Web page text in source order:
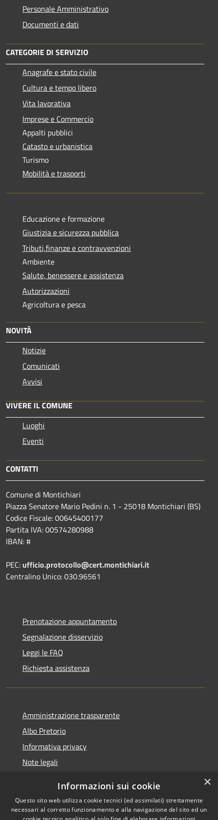
Personale Amministrativo
Documenti e dati
CATEGORIE DI SERVIZIO
Anagrafe e stato civile
Cultura e tempo libero
Vita lavorativa
Imprese e Commercio
Appalti pubblici
Catasto e urbanistica
Turismo
Mobilità e trasporti
Educazione e formazione
Giustizia e sicurezza pubblica
Tributi,finanze e contravvenzioni
Ambiente
Salute, benessere e assistenza
Autorizzazioni
Agricoltura e pesca
NOVITÀ
Notizie
Comunicati
Avvisi
VIVERE IL COMUNE
Luoghi
Eventi
CONTATTI
Comune di Montichiari
Piazza Senatore Mario Pedini n. 1 - 25018 Montichiari (BS)
Codice Fiscale: 00645400177
Partita IVA: 00574280988
IBAN: #
PEC: ufficio.protocollo@cert.montichiari.it
Centralino Unico: 030.96561
Prenotazione appuntamento
Segnalazione disservizio
Leggi le FAQ
Richiesta assistenza
Amministrazione trasparente
Albo Pretorio
Informativa privacy
Note legali
Whisteblowing
×
Informazioni sui cookie
Questo sito web utilizza cookie tecnici (ed assimilati) strettamente
necessari al corretto funzionamento e alla navigazione del sito ed un